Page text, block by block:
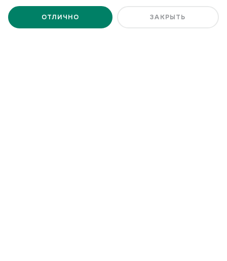
ОТЛИЧНО ЗАКРЫТЬ